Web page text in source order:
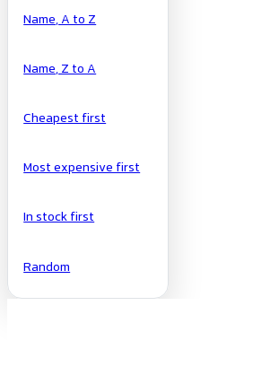
Name, A to Z
Name, Z to A
Cheapest first
Most expensive first
In stock first
Random